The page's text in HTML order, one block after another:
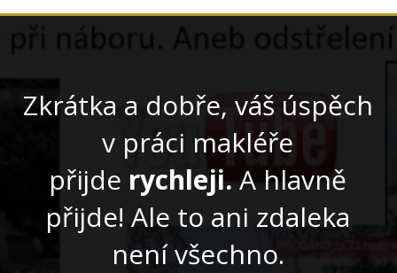
Zkrátka a dobře, váš úspěch
v práci makléře
přijde rychleji.A hlavně
přijde! Ale to ani zdaleka
není všechno.